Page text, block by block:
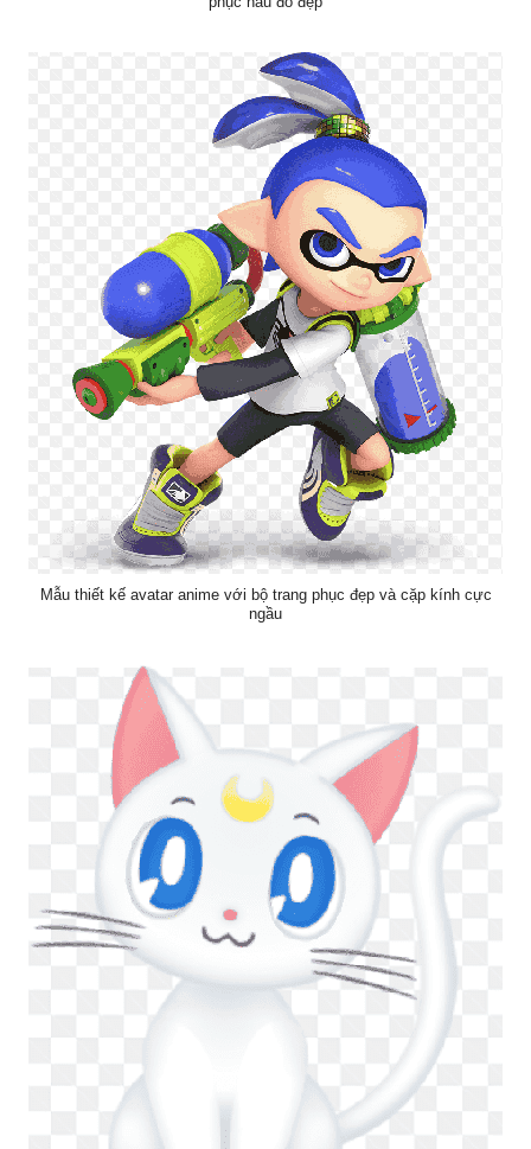
Mẫu thiết kế avatar anime với bộ trang phục đẹp và cặp kính cực
ngầu